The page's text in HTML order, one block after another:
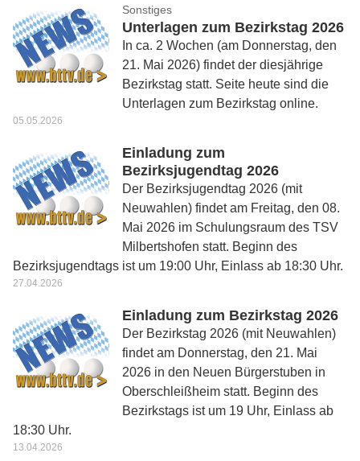
Sonstiges
Unterlagen zum Bezirkstag 2026
In ca. 2 Wochen (am Donnerstag, den
21. Mai 2026) findet der diesjährige
Bezirkstag statt. Seite heute sind die
Unterlagen zum Bezirkstag online.
05.05.2026
Einladung zum
Bezirksjugendtag 2026
Der Bezirksjugendtag 2026 (mit
Neuwahlen) findet am Freitag, den 08.
Mai 2026 im Schulungsraum des TSV
Milbertshofen statt. Beginn des
Bezirksjugendtags ist um 19:00 Uhr, Einlass ab 18:30 Uhr.
27.04.2026
Einladung zum Bezirkstag 2026
Der Bezirkstag 2026 (mit Neuwahlen)
findet am Donnerstag, den 21. Mai
2026 in den Neuen Bürgerstuben in
Oberschleißheim statt. Beginn des
Bezirkstags ist um 19 Uhr, Einlass ab
18:30 Uhr.
13.04.2026